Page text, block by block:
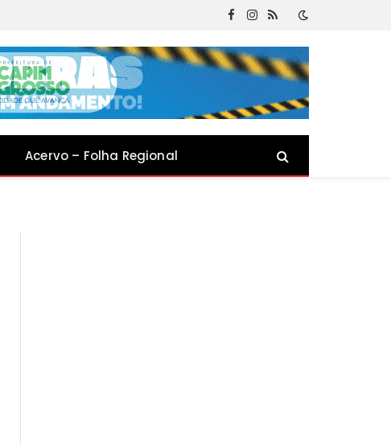
Facebook
Instagram
RSS
Acervo – Folha Regional